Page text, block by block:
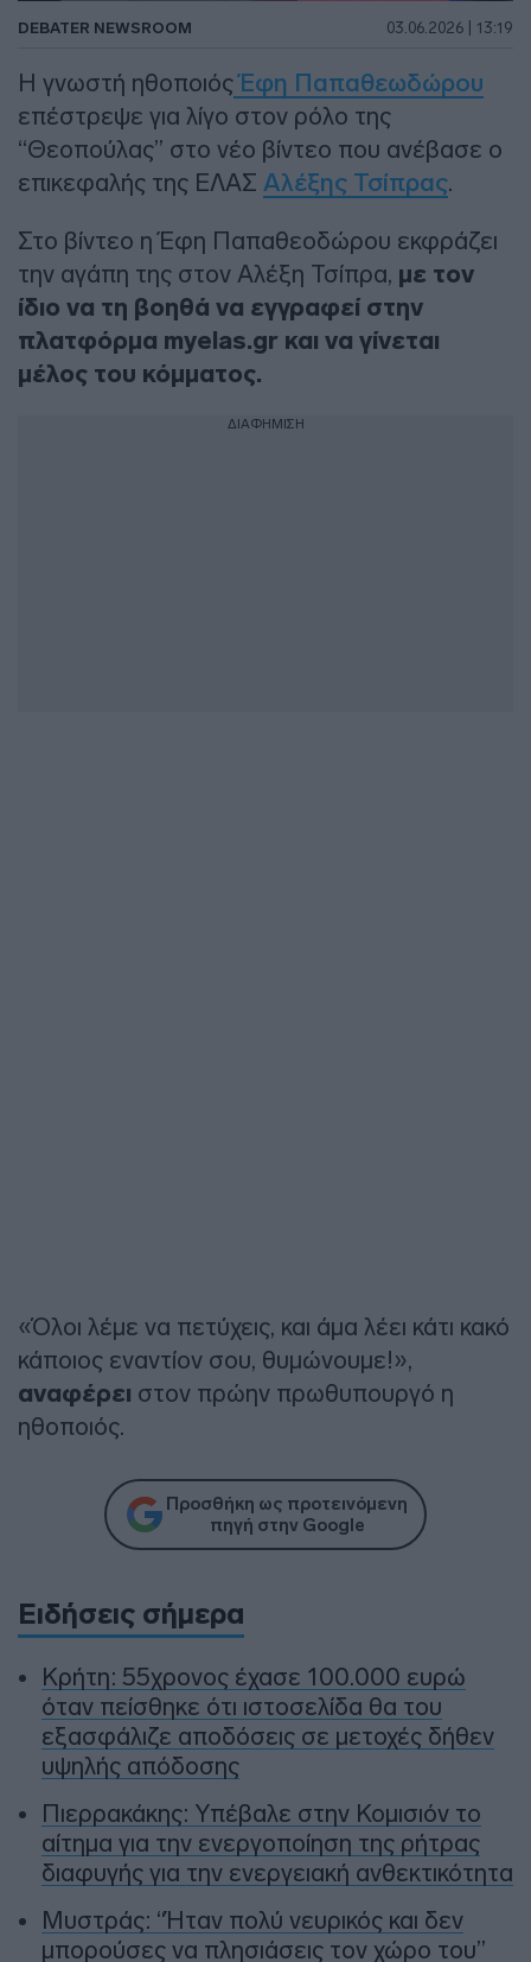
DEBATER NEWSROOM 03.06.2026 | 13:19
Η γνωστή ηθοποιόςΈφη Παπαθεωδώρου
επέστρεψε για λίγο στον ρόλο της
“Θεοπούλας” στο νέο βίντεο που ανέβασε ο
επικεφαλής της ΕΛΑΣ Αλέξης Τσίπρας.
Στο βίντεο η Έφη Παπαθεοδώρου εκφράζει
την αγάπη της στον Αλέξη Τσίπρα, με τον
ίδιο να τη βοηθά να εγγραφεί στην
πλατφόρμα myelas.gr και να γίνεται
μέλος του κόμματος.
ΔΙΑΦΗΜΙΣΗ
«Όλοι λέμε να πετύχεις, και άμα λέει κάτι κακό
κάποιος εναντίον σου, θυμώνουμε!»,
αναφέρει στον πρώην πρωθυπουργό η
ηθοποιός.
Προσθήκη ως προτεινόμενη
πηγή στην Google
Ειδήσεις σήμερα
Κρήτη: 55χρονος έχασε 100.000 ευρώ
όταν πείσθηκε ότι ιστοσελίδα θα του
εξασφάλιζε αποδόσεις σε μετοχές δήθεν
υψηλής απόδοσης
Πιερρακάκης: Υπέβαλε στην Κομισιόν το
αίτημα για την ενεργοποίηση της ρήτρας
διαφυγής για την ενεργειακή ανθεκτικότητα
Μυστράς: “Ήταν πολύ νευρικός και δεν
μπορούσες να πλησιάσεις τον χώρο του”